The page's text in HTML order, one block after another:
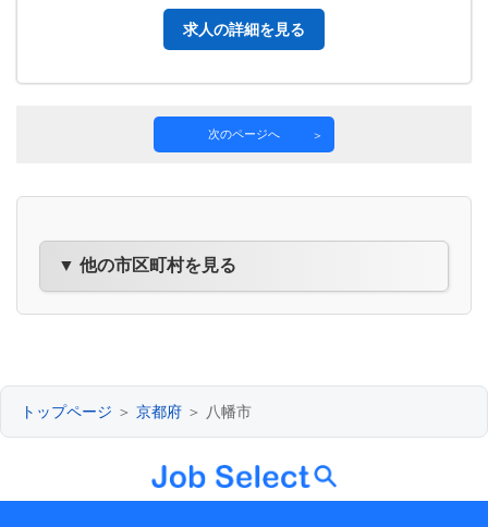
求人の詳細を見る
次のページへ
▼ 他の市区町村を見る
トップページ ＞ 京都府 ＞ 八幡市